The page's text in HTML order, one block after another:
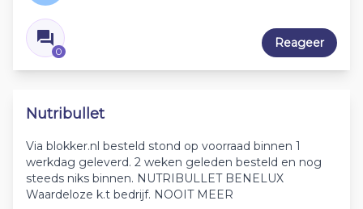
0
Reageer
Nutribullet
Via blokker.nl besteld stond op voorraad binnen 1
werkdag geleverd. 2 weken geleden besteld en nog
steeds niks binnen. NUTRIBULLET BENELUX
Waardeloze k.t bedrijf. NOOIT MEER